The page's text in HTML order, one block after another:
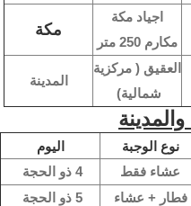
اجياد مكة
مكارم 250 متر
مكة
العقيق ( مركزية
شمالية)
المدينة
نوع الوجبة
اليوم
عشاء فقط
4 ذو الحجة
فطار + عشاء
5 ذو الحجة